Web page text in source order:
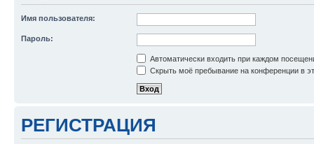
Имя пользователя:
Пароль:
Автоматически входить при каждом
Скрыть моё пребывание на конференции в
РЕГИСТРАЦИЯ